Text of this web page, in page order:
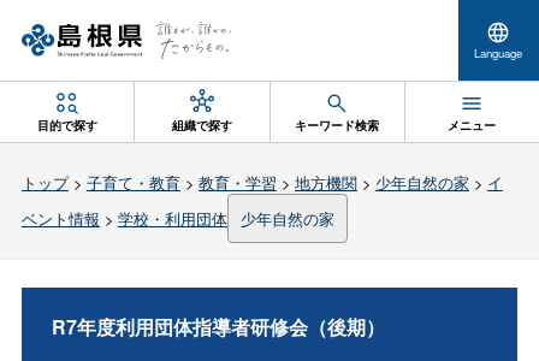
Language
目的で探す 組織で探す キーワード検索 メニュー
トップ> 子育て・教育> 教育・学習 > 地方機関> 少年自然の家 > イ
ベント情報 > 学校・利用団体 少年自然の家
R7年度利用団体指導者研修会（後期）